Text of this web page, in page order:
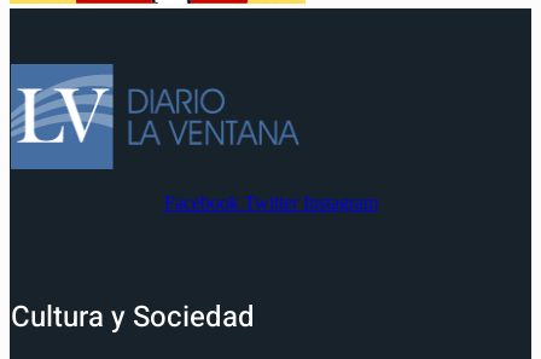
Facebook Twitter Instagram
Cultura y Sociedad